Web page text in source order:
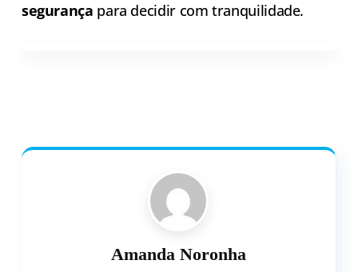
segurança para decidir com tranquilidade.
Amanda Noronha